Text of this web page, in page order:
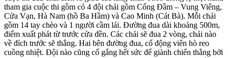
tham gia cuộc thi gồm có 4 đội chải gồm Cống Đầm – Vung Viêng,
Cửa Vạn, Hà Nam (hồ Ba Hầm) và Cao Minh (Cát Bà). Mỗi chải
gồm 14 tay chèo và 1 người cầm lái. Đường đua dài khoảng 500m,
điểm xuất phát từ trước cửa đền. Các chải sẽ đua 2 vòng, chải nào
về đích trước sẽ thắng. Hai bên đường đua, cổ động viên hò reo
cuồng nhiệt. Đội nào cũng cố gắng hết sức để giành chiến thằng bởi